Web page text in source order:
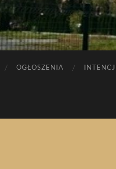
OGŁOSZENIA